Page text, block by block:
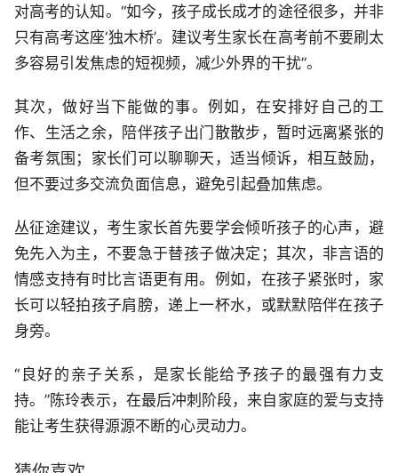
对高考的认知。“如今，孩子成长成才的途径很多，并非
只有高考这座‘独木桥’。建议考生家长在高考前不要刷太
多容易引发焦虑的短视频，减少外界的干扰”。
其次，做好当下能做的事。例如，在安排好自己的工
作、生活之余，陪伴孩子出门散散步，暂时远离紧张的
备考氛围；家长们可以聊聊天，适当倾诉，相互鼓励，
但不要过多交流负面信息，避免引起叠加焦虑。
丛征途建议，考生家长首先要学会倾听孩子的心声，避
免先入为主，不要急于替孩子做决定；其次，非言语的
情感支持有时比言语更有用。例如，在孩子紧张时，家
长可以轻拍孩子肩膀，递上一杯水，或默默陪伴在孩子
身旁。
“良好的亲子关系，是家长能给予孩子的最强有力支
持。”陈玲表示，在最后冲刺阶段，来自家庭的爱与支持
能让考生获得源源不断的心灵动力。